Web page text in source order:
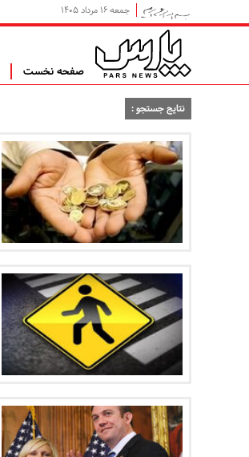
جمعه ۱۶ مرداد ۱۴۰۵
صفحه نخست
نتایج جستجو :